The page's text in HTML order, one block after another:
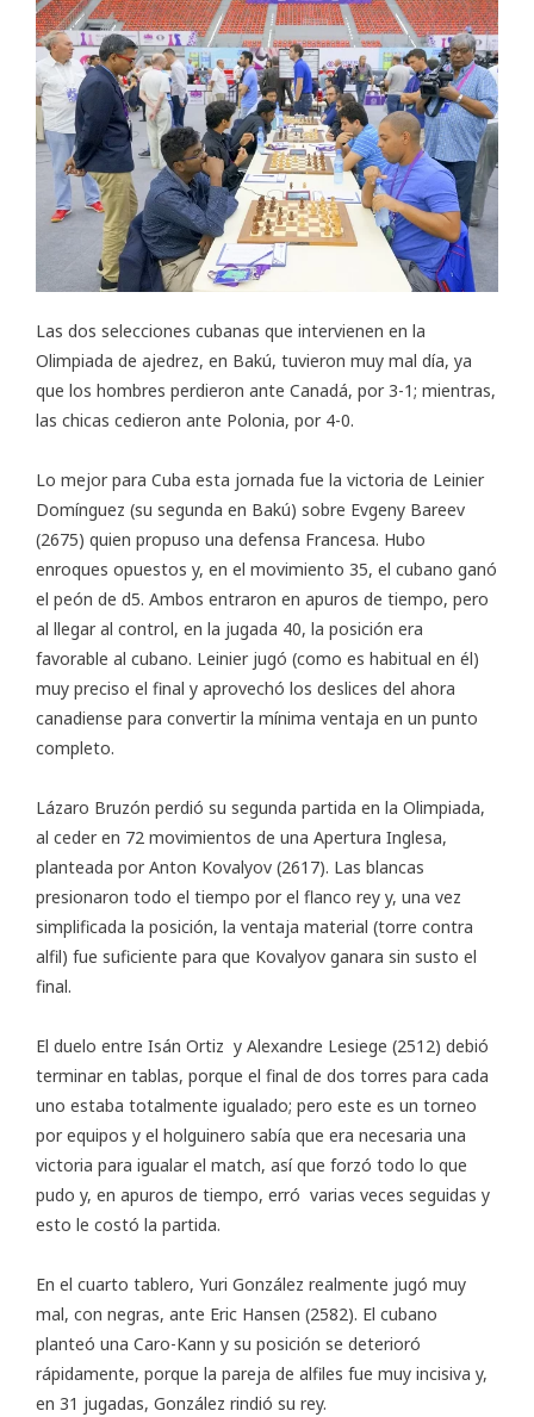
Las dos selecciones cubanas que intervienen en la
Olimpiada de ajedrez, en Bakú, tuvieron muy mal día, ya
que los hombres perdieron ante Canadá, por 3-1; mientras,
las chicas cedieron ante Polonia, por 4-0.
Lo mejor para Cuba esta jornada fue la victoria de Leinier
Domínguez (su segunda en Bakú) sobre Evgeny Bareev
(2675) quien propuso una defensa Francesa. Hubo
enroques opuestos y, en el movimiento 35, el cubano ganó
el peón de d5. Ambos entraron en apuros de tiempo, pero
al llegar al control, en la jugada 40, la posición era
favorable al cubano. Leinier jugó (como es habitual en él)
muy preciso el final y aprovechó los deslices del ahora
canadiense para convertir la mínima ventaja en un punto
completo.
Lázaro Bruzón perdió su segunda partida en la Olimpiada,
al ceder en 72 movimientos de una Apertura Inglesa,
planteada por Anton Kovalyov (2617). Las blancas
presionaron todo el tiempo por el flanco rey y, una vez
simplificada la posición, la ventaja material (torre contra
alfil) fue suficiente para que Kovalyov ganara sin susto el
final.
El duelo entre Isán Ortiz y Alexandre Lesiege (2512) debió
terminar en tablas, porque el final de dos torres para cada
uno estaba totalmente igualado; pero este es un torneo
por equipos y el holguinero sabía que era necesaria una
victoria para igualar el match, así que forzó todo lo que
pudo y, en apuros de tiempo, erró varias veces seguidas y
esto le costó la partida.
En el cuarto tablero, Yuri González realmente jugó muy
mal, con negras, ante Eric Hansen (2582). El cubano
planteó una Caro-Kann y su posición se deterioró
rápidamente, porque la pareja de alfiles fue muy incisiva y,
en 31 jugadas, González rindió su rey.